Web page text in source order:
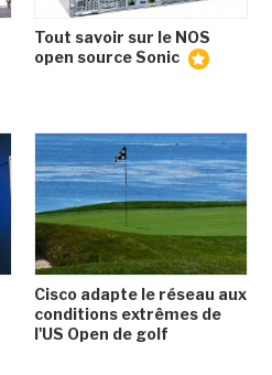
Tout savoir sur le NOS
open source Sonic
Cisco adapte le réseau aux
conditions extrêmes de
l'US Open de golf